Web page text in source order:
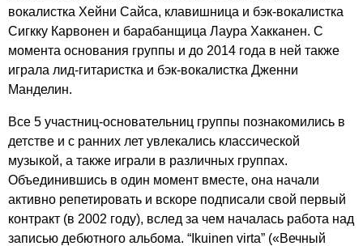
вокалистка Хейни Сайса, клавишница и бэк-вокалистка
Сигкку Карвонен и барабанщица Лаура Хакканен. С
момента основания группы и до 2014 года в ней также
играла лид-гитаристка и бэк-вокалистка Дженни
Манделин.
Все 5 участниц-основательниц группы познакомились в
детстве и с ранних лет увлекались классической
музыкой, а также играли в различных группах.
Объединившись в один момент вместе, она начали
активно репетировать и вскоре подписали свой первый
контракт (в 2002 году), вслед за чем началась работа над
записью дебютного альбома. “ Ikuinen virta” («Вечный